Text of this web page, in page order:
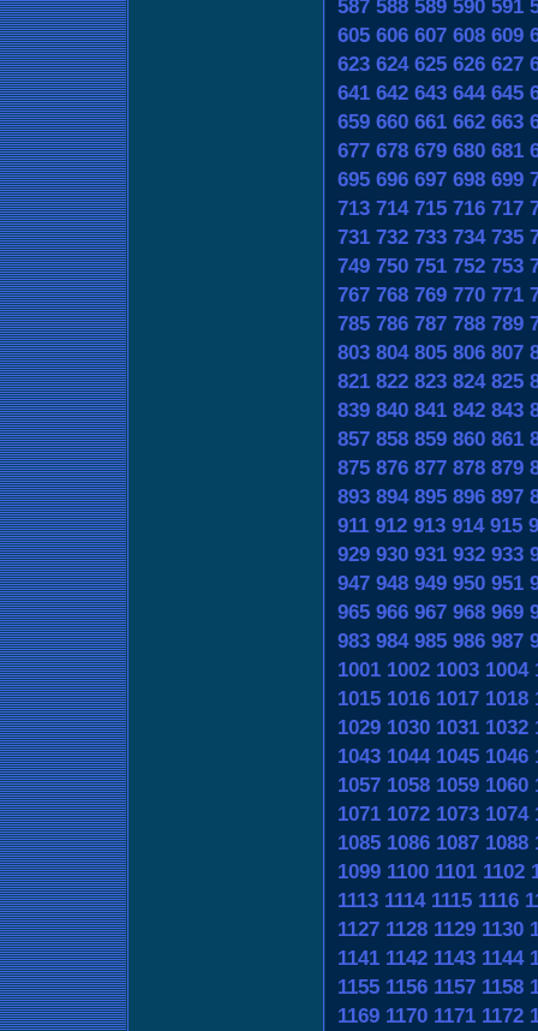
587 588 589 590 591
605 606 607 608 609
623 624 625 626 627
641 642 643 644 645
659 660 661 662 663
677 678 679 680 681
695 696 697 698 699
713 714 715 716 717
731 732 733 734 735
749 750 751 752 753
767 768 769 770 771
785 786 787 788 789
803 804 805 806 807
821 822 823 824 825
839 840 841 842 843
857 858 859 860 861
875 876 877 878 879
893 894 895 896 897
911 912 913 914 915
929 930 931 932 933
947 948 949 950 951
965 966 967 968 969
983 984 985 986 987
1001 1002 1003 1004
1015 1016 1017 1018
1029 1030 1031 1032
1043 1044 1045 1046
1057 1058 1059 1060
1071 1072 1073 1074
1085 1086 1087 1088
1099 1100 1101 1102
1113 1114 1115 1116
1127 1128 1129 1130
1141 1142 1143 1144
1155 1156 1157 1158
1169 1170 1171 1172